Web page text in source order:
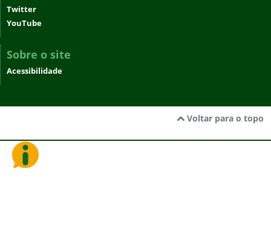
Twitter
YouTube
Sobre o site
Acessibilidade
Voltar para o topo